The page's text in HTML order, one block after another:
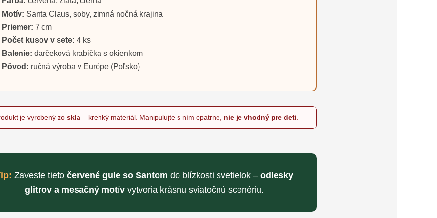
Motív: Santa Claus, soby, zimná nočná krajina
Priemer: 7 cm
Počet kusov v sete: 4 ks
Balenie: darčeková krabička s okienkom
Pôvod: ručná výroba v Európe (Poľsko)
je vyrobený zo skla – krehký materiál. Manipulujte s ním opatrne, nie je vhodný pre deti
Zaveste tieto červené gule so Santom do blízkosti svetielok – odlesky
glitrov a mesačný motívvytvoria krásnu sviatočnú scenériu.